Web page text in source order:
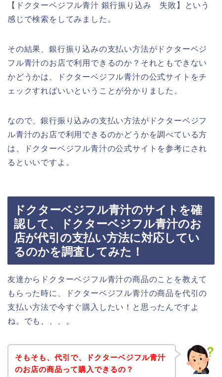
【ドクターベジフル青汁 銀行振り込み 失敗】という
感じで検索をしてみました。
その結果、銀行振り込みの支払い方法がドクターベジ
フル青汁のお店で利用できるのか？それともできない
かどうかは、ドクターベジフル青汁の公式サイトをチ
ェックすればいいということが分かりました。
なので、銀行振り込みの支払い方法がドクターベジフ
ル青汁のお店で利用できるのかどうかを調べている方
は、ドクターベジフル青汁の公式サイトを参考にされ
るといいですよ。
ドクターベジフル青汁のサイトを確
認して、ドクターベジフル青汁のお
店が代引の支払い方法に対応してい
るのかを調査してみた！
友達からドクターベジフル青汁の商品のことを教えて
もらった時に、ドクターベジフル青汁の商品を代引の
支払い方法で今すぐ購入したい！と思ったんですよ
ね。でも、、、。
そもそも、代引で、ドクターベジフル青汁
のお店の商品って購入できるの？